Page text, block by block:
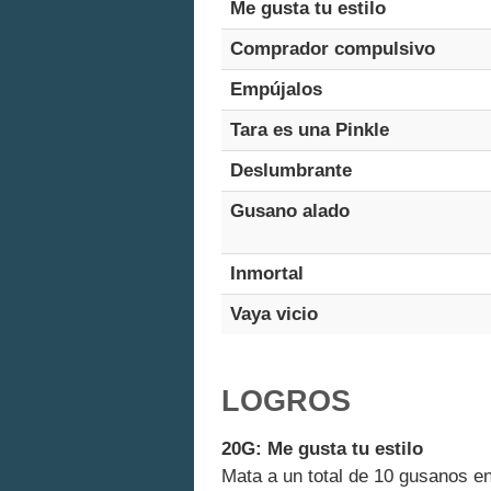
Me gusta tu estilo
Comprador compulsivo
Empújalos
Tara es una Pinkle
Deslumbrante
Gusano alado
Inmortal
Vaya vicio
LOGROS
20G: Me gusta tu estilo
Mata a un total de 10 gusanos